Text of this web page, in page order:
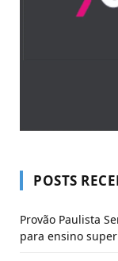
POSTS
Provão Paulista
para ensino